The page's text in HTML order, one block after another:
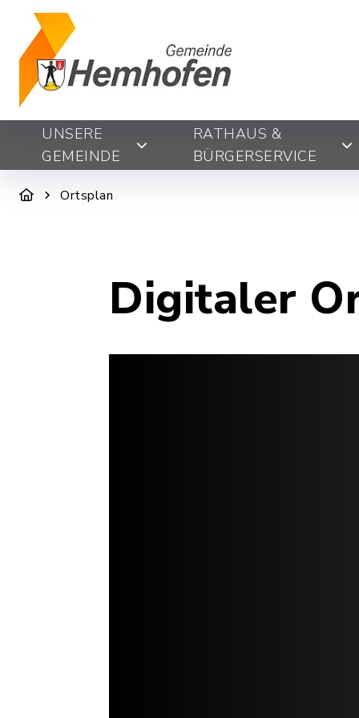
UNSERE
GEMEINDE
RATHAUS &
BÜRGERSERVICE
Ortsplan
Digitaler